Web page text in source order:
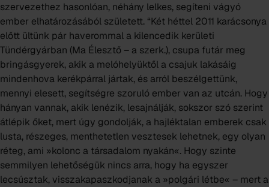
szervezethez hasonlóan, néhány lelkes, segíteni vágyó
ember elhatározásából született. “Két héttel 2011 karácsonya
előtt ültünk pár haverommal a kilencedik kerületi
Tündérgyárban (Ma Élesztő – a szerk.), csupa futár meg
bringásgyerek, akik a melóhelyüktől a csajuk lakásáig
mindenhova kerékpárral jártak, és arról beszélgettünk,
mennyi elesett, segítségre szoruló ember van az utcán. Hogy
hányan vannak, akik lenézik, lesajnálják, sokszor szó szerint
átlépik őket, mert úgy gondolják, a hajléktalan emberek csak
lusta, részeges, menthetetlen vesztesek lehetnek, egy olyan
réteg, ami »kolonc a társadalom nyakán«. Hogy szinte
semmilyen lehetőségük nincs arra, hogy ha egyszer
lecsúsztak, visszakapaszkodjanak a »polgári létbe« – mert a